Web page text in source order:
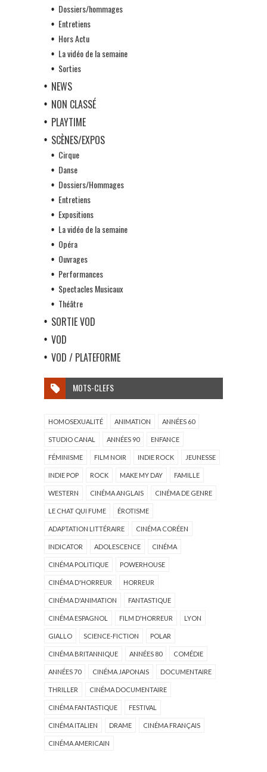
Dossiers/hommages
Entretiens
Hors Actu
La vidéo de la semaine
Sorties
NEWS
NON CLASSÉ
PLAYTIME
SCÈNES/EXPOS
Cirque
Danse
Dossiers/Hommages
Entretiens
Expositions
La vidéo de la semaine
Opéra
Ouvrages
Performances
Spectacles Musicaux
Théâtre
SORTIE VOD
VOD
VOD / PLATEFORME
MOTS-CLEFS
HOMOSEXUALITÉ ANIMATION ANNÉES 60
STUDIO CANAL ANNÉES 90 ENFANCE
FÉMINISME FILM NOIR INDIE ROCK JEUNESSE
INDIE POP ROCK MAKE MY DAY FAMILLE
WESTERN CINÉMA ANGLAIS CINÉMA DE GENRE
LE CHAT QUI FUME ÉROTISME
ADAPTATION LITTÉRAIRE CINÉMA CORÉEN
INDICATOR ADOLESCENCE CINÉMA
CINÉMA POLITIQUE POWERHOUSE
CINÉMA D'HORREUR HORREUR
CINÉMA D'ANIMATION FANTASTIQUE
CINÉMA ESPAGNOL FILM D'HORREUR LYON
GIALLO SCIENCE-FICTION POLAR
CINÉMA BRITANNIQUE ANNÉES 80 COMÉDIE
ANNÉES 70 CINÉMA JAPONAIS DOCUMENTAIRE
THRILLER CINÉMA DOCUMENTAIRE
CINÉMA FANTASTIQUE FESTIVAL
CINÉMA ITALIEN DRAME CINÉMA FRANÇAIS
CINÉMA AMERICAIN